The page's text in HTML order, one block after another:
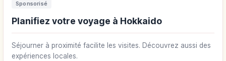
Sponsorisé
Planifiez votre voyage à Hokkaido
Séjourner à proximité facilite les visites. Découvrez aussi des
expériences locales.